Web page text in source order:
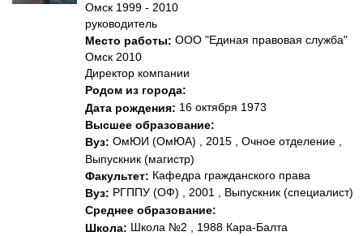
Омск 1999 - 2010
руководитель
Место работы: ООО "Единая правовая служба"
Омск 2010
Директор компании
Родом из города:
Дата рождения: 16 октября 1973
Высшее образование:
Вуз: ОмЮИ (ОмЮА) , 2015 , Очное отделение ,
Выпускник (магистр)
Факультет: Кафедра гражданского права
Вуз: РГППУ (ОФ) , 2001 , Выпускник (специалист)
Среднее образование:
Школа: Школа №2 , 1988 Кара-Балта